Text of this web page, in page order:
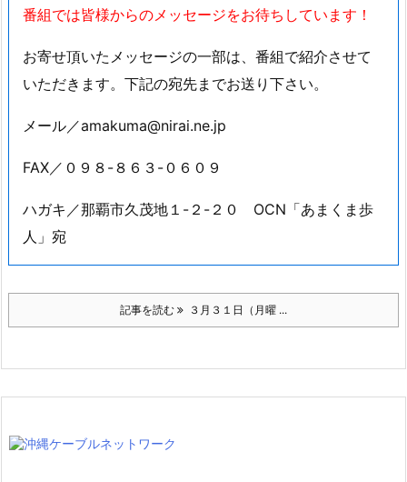
番組では皆様からのメッセージをお待ちしています！
お寄せ頂いたメッセージの一部は、番組で紹介させて
いただきます。下記の宛先までお送り下さい。
メール／amakuma@nirai.ne.jp
FAX／０９８-８６３-０６０９
ハガキ／那覇市久茂地１-２-２０ OCN「あまくま歩
人」宛
記事を読む ３月３１日（月曜 ...